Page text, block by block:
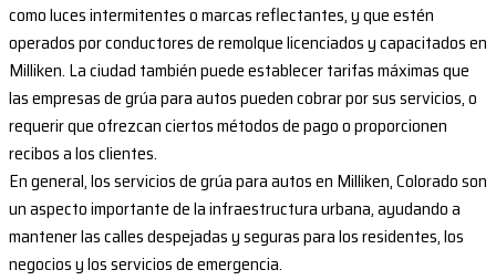
como luces intermitentes o marcas reflectantes, y que estén
operados por conductores de remolque licenciados y capacitados en
Milliken. La ciudad también puede establecer tarifas máximas que
las empresas de grúa para autos pueden cobrar por sus servicios, o
requerir que ofrezcan ciertos métodos de pago o proporcionen
recibos a los clientes.
En general, los servicios de grúa para autos en Milliken, Colorado son
un aspecto importante de la infraestructura urbana, ayudando a
mantener las calles despejadas y seguras para los residentes, los
negocios y los servicios de emergencia.